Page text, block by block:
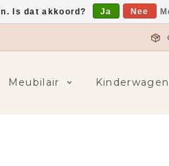
Meubilair
Is dat akkoord? Ja Nee